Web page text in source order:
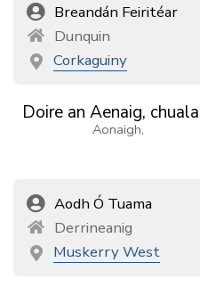
Breandán Feiritéar
Dunquin
Corkaguiny
Doire an Aenaig,
Aonaigh,
chuala
Aodh Ó Tuama
Derrineanig
Muskerry West